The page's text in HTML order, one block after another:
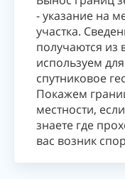
- указание на
участка.
получаются
используем
спутниковое
Покажем
местности,
знаете где
вас возник